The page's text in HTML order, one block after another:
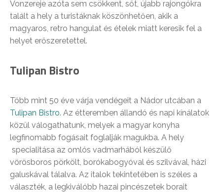
Vonzereje azóta sem csökkent, sőt, újabb rajongókra
talált a hely a turistáknak köszönhetően, akik a
magyaros, retro hangulat és ételek miatt keresik fel a
helyet erőszeretettel.
Tulipan Bistro
Több mint 50 éve várja vendégeit a Nádor utcában a
Tulipan Bistro. Az étteremben állandó és napi kínálatok
közül válogathatunk, melyek a magyar konyha
legfinomabb fogásait foglalják magukba. A hely
specialitása az omlós vadmarhából készülő
vörösboros pörkölt, borókabogyóval és szilvával, házi
galuskával tálalva. Az italok tekintetében is széles a
választék, a legkiválóbb hazai pincészetek borait